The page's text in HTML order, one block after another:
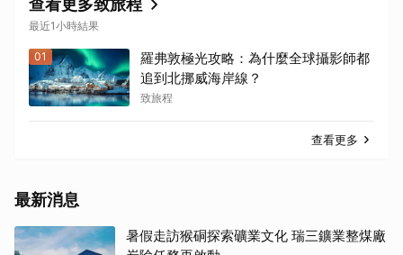
查看更多致旅程
最近1小時結果
01
羅弗敦極光攻略：為什麼全球攝影師都
追到北挪威海岸線？
致旅程
查看更多
最新消息
暑假走訪猴硐探索礦業文化 瑞三鑛業整煤廠